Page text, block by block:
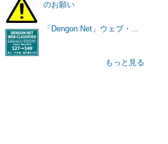
のお願い
「Dengon Net」ウェブ・...
もっと見る